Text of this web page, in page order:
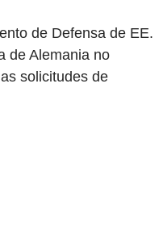
de Defensa de EE.
de Alemania no
solicitudes de